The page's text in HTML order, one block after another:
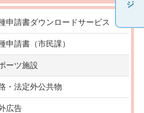
申請書ダウンロードサービス
申請書（市民課）
ーツ施設
・法定外公共物
広告